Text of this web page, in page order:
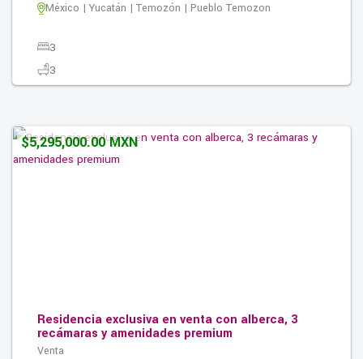
México | Yucatán | Temozón | Pueblo Temozon
3
3
Residencia exclusiva en venta con alberca, 3
recámaras y amenidades premium
Venta
$5,295,000.00 MXN